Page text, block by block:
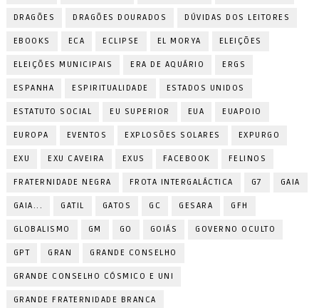
DRAGÕES DRAGÕES DOURADOS DÚVIDAS DOS LEITORES
EBOOKS ECA ECLIPSE EL MORYA ELEIÇÕES
ELEIÇÕES MUNICIPAIS ERA DE AQUÁRIO ERGS
ESPANHA ESPIRITUALIDADE ESTADOS UNIDOS
ESTATUTO SOCIAL EU SUPERIOR EUA EUAPOIO
EUROPA EVENTOS EXPLOSÕES SOLARES EXPURGO
EXU EXU CAVEIRA EXUS FACEBOOK FELINOS
FRATERNIDADE NEGRA FROTA INTERGALÁCTICA G7 GAIA
GAIA... GATIL GATOS GC GESARA GFH
GLOBALISMO GM GO GOIÁS GOVERNO OCULTO
GPT GRAN GRANDE CONSELHO
GRANDE CONSELHO CÓSMICO E UNI
GRANDE FRATERNIDADE BRANCA